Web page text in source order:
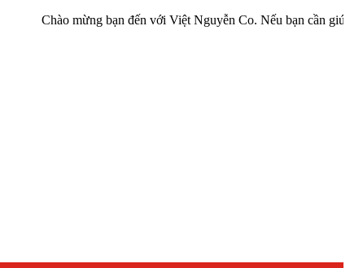
Chào mừng bạn đến với Việt Nguyễn Co. Nếu bạn cần giúp đỡ